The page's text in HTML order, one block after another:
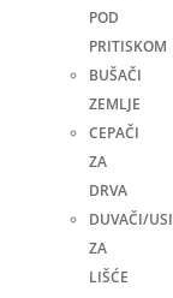
POD
PRITISKOM
BUŠAČI
ZEMLJE
CEPAČI
ZA
DRVA
DUVAČI/
ZA
LIŠĆE